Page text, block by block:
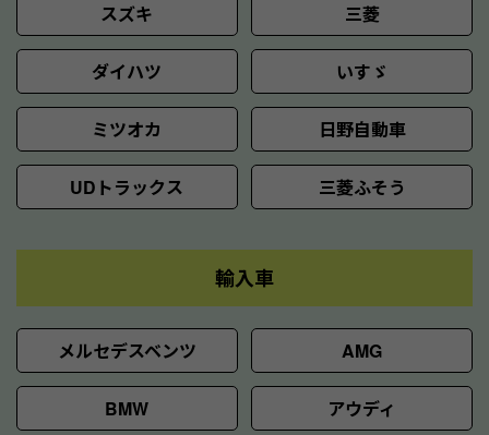
スズキ 三菱
ダイハツ いすゞ
ミツオカ 日野自動車
UDトラックス 三菱ふそう
輸入車
メルセデスベンツ AMG
BMW アウディ